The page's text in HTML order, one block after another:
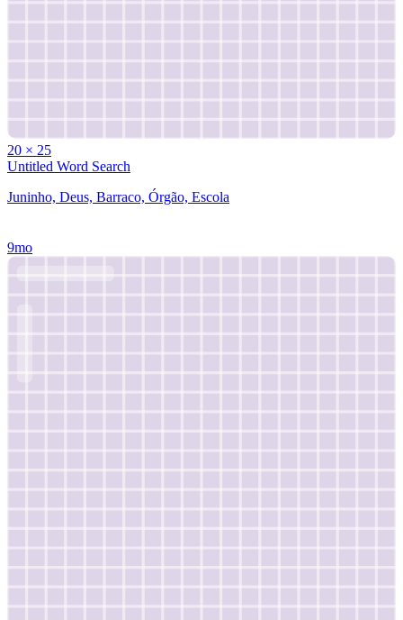
20 × 25
Untitled Word Search
Juninho, Deus, Barraco, Órgão, Escola
9mo